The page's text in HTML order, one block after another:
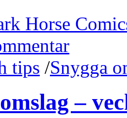
Horse
tips /Snygga
–